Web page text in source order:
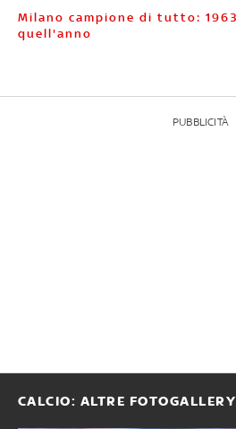
Milano campione di tutto: 1963, formidabile
quell'anno
PUBBLICITÀ
CALCIO: ALTRE FOTOGALLERY